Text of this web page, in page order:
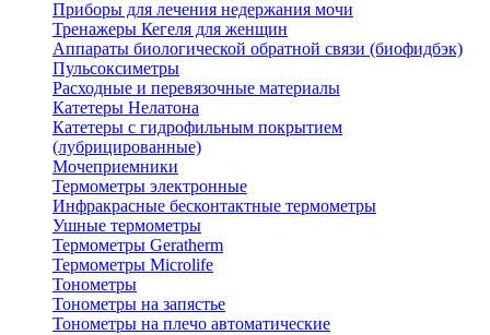
Приборы для лечения недержания мочи
Тренажеры Кегеля для женщин
Аппараты биологической обратной связи (биофидбэк)
Пульсоксиметры
Расходные и перевязочные материалы
Катетеры Нелатона
Катетеры с гидрофильным покрытием
(лубрицированные)
Мочеприемники
Термометры электронные
Инфракрасные бесконтактные термометры
Ушные термометры
Термометры Geratherm
Термометры Microlife
Тонометры
Тонометры на запястье
Тонометры на плечо автоматические